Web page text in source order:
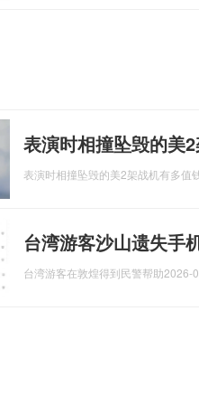
表演时相撞坠毁的美
表演时相撞坠毁的美2架战机有多值
台湾游客沙山遗失手
台湾游客在敦煌得到民警帮助2026-